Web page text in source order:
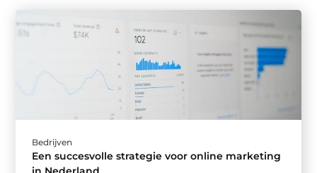
Bedrijven
Een succesvolle strategie voor online marketing